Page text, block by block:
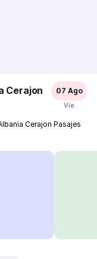
Cerajon 07 Ago
Vie
Cerajon Pasajes